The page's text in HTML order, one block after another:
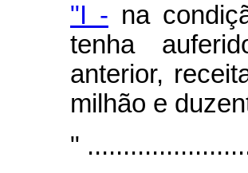
"I - na
tenha
anterior,
milhão e
"